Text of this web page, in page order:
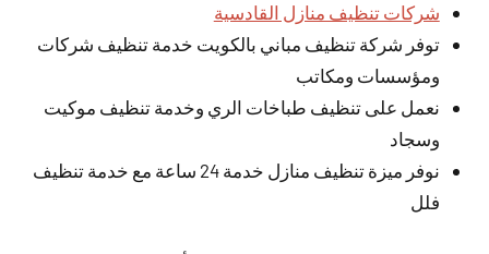
شركات تنظيف منازل القادسية
توفر شركة تنظيف مباني بالكويت خدمة تنظيف شركات
ومؤسسات ومكاتب
نعمل على تنظيف طباخات الري وخدمة تنظيف موكيت
وسجاد
نوفر ميزة تنظيف منازل خدمة 24 ساعة مع خدمة تنظيف
فلل